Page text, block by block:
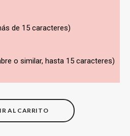
de 15 caracteres)
o similar, hasta 15 caracteres)
AL CARRITO